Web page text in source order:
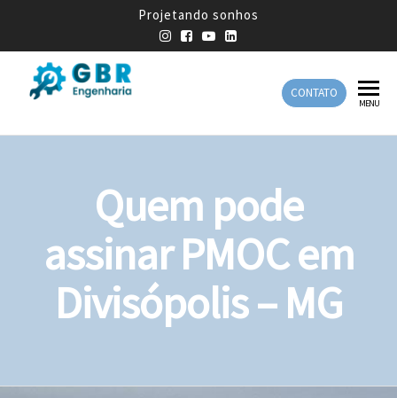
Projetando sonhos
Engenharia
Engenharia
CONTATO
MENU
Quem pode
assinar PMOC em
Divisópolis – MG